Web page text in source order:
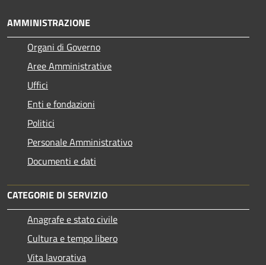
AMMINISTRAZIONE
Organi di Governo
Aree Amministrative
Uffici
Enti e fondazioni
Politici
Personale Amministrativo
Documenti e dati
CATEGORIE DI SERVIZIO
Anagrafe e stato civile
Cultura e tempo libero
Vita lavorativa